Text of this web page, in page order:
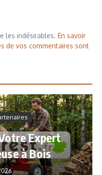
les indésirables. En savoir
de vos commentaires sont
Expert
à Bois